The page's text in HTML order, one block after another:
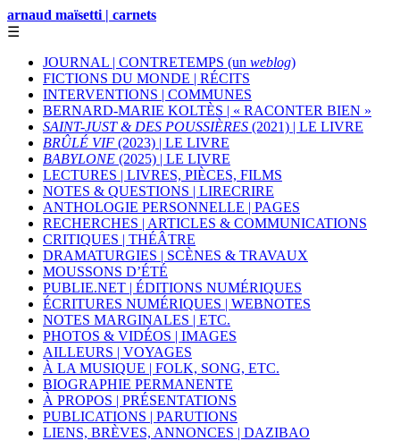
arnaud maïsetti | carnets
☰
JOURNAL | CONTRETEMPS (un weblog)
FICTIONS DU MONDE | RÉCITS
INTERVENTIONS | COMMUNES
BERNARD-MARIE KOLTÈS | « RACONTER BIEN »
SAINT-JUST & DES POUSSIÈRES (2021) | LE LIVRE
BRÛLÉ VIF (2023) | LE LIVRE
BABYLONE (2025) | LE LIVRE
LECTURES | LIVRES, PIÈCES, FILMS
NOTES & QUESTIONS | LIRECRIRE
ANTHOLOGIE PERSONNELLE | PAGES
RECHERCHES | ARTICLES & COMMUNICATIONS
CRITIQUES | THÉÂTRE
DRAMATURGIES | SCÈNES & TRAVAUX
MOUSSONS D’ÉTÉ
PUBLIE.NET | ÉDITIONS NUMÉRIQUES
ÉCRITURES NUMÉRIQUES | WEBNOTES
NOTES MARGINALES | ETC.
PHOTOS & VIDÉOS | IMAGES
AILLEURS | VOYAGES
À LA MUSIQUE | FOLK, SONG, ETC.
BIOGRAPHIE PERMANENTE
À PROPOS | PRÉSENTATIONS
PUBLICATIONS | PARUTIONS
LIENS, BRÈVES, ANNONCES | DAZIBAO